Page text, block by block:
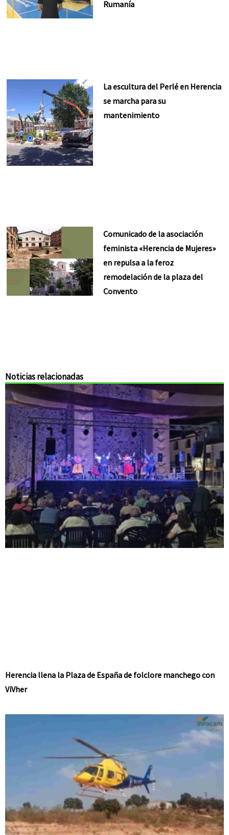
Rumanía
La escultura del Perlé en Herencia
se marcha para su
mantenimiento
Comunicado de la asociación
feminista «Herencia de Mujeres»
en repulsa a la feroz
remodelación de la plaza del
Convento
Noticias relacionadas
Herencia llena la Plaza de España de folclore manchego con
ViVher